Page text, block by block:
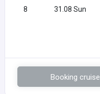
8 31.08 Sun
Booking cruise